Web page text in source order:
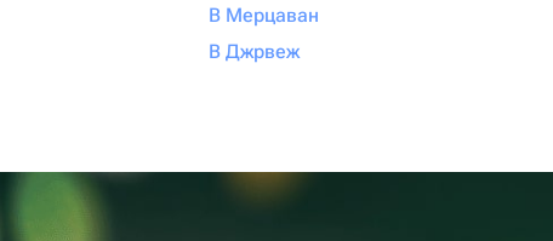
В Мерцаван
В Джрвеж